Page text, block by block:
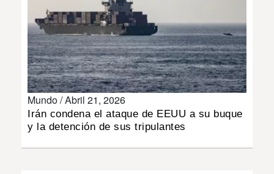
Mundo /Abril 21, 2026
Irán condena el ataque de EEUU a su buque
y la detención de sus tripulantes